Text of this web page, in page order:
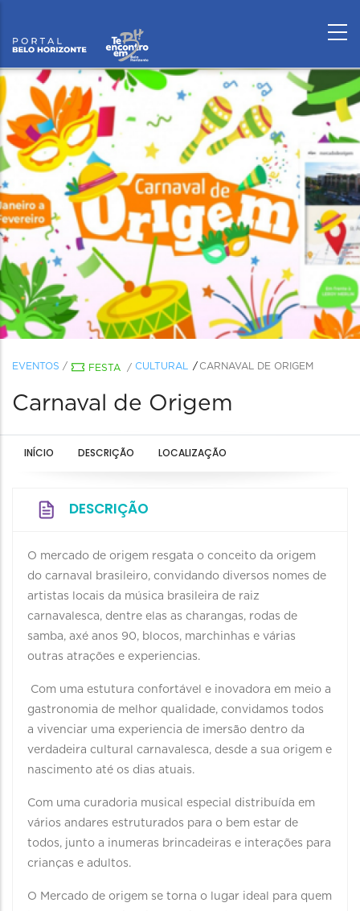
EVENTOS / FESTA / CULTURAL CARNAVAL DE ORIGEM
Carnaval de Origem
INÍCIO DESCRIÇÃO LOCALIZAÇÃO
DESCRIÇÃO
O mercado de origem resgata o conceito da origem
do carnaval brasileiro, convidando diversos nomes de
artistas locais da música brasileira de raiz
carnavalesca, dentre elas as charangas, rodas de
samba, axé anos 90, blocos, marchinhas e várias
outras atrações e experiencias.
Com uma estutura confortável e inovadora em meio a
gastronomia de melhor qualidade, convidamos todos
a vivenciar uma experiencia de imersão dentro da
verdadeira cultural carnavalesca, desde a sua origem e
nascimento até os dias atuais.
Com uma curadoria musical especial distribuída em
vários andares estruturados para o bem estar de
todos, junto a inumeras brincadeiras e interações para
crianças e adultos.
O Mercado de origem se torna o lugar ideal para quem